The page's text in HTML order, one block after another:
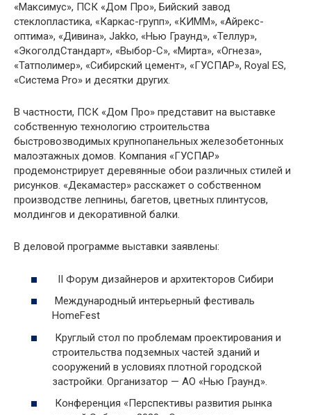
«Максимус», ПСК «Дом Про», Бийский завод
стеклопластика, «Каркас-групп», «КИММ», «Айрекс-
оптима», «Дивина», Jakko, «Нью Граунд», «Теллур»,
«ЭкоголдСтандарт», «Выбор-С», «Мирта», «Огнеза»,
«Татполимер», «Сибирский цемент», «ГУСПАР», Royal ES,
«Система Pro» и десятки других.
В частности, ПСК «Дом Про» представит на выставке
собственную технологию строительства
быстровозводимых крупнопанельных железобетонных
малоэтажных домов. Компания «ГУСПАР»
продемонстрирует деревянные обои различных стилей и
рисунков. «Декамастер» расскажет о собственном
производстве лепнины, багетов, цветных плинтусов,
молдингов и декоративной балки.
В деловой программе выставки заявлены:
II Форум дизайнеров и архитекторов Сибири
Международный интерьерный фестиваль
HomeFest
Круглый стол по проблемам проектирования и
строительства подземных частей зданий и
сооружений в условиях плотной городской
застройки. Организатор — АО «Нью Граунд».
Конференция «Перспективы развития рынка